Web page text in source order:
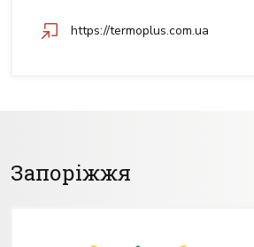
https://termoplus.com.ua
Запоріжжя